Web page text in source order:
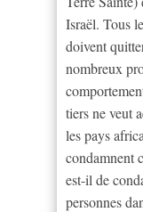
Israël. Tous
doivent
nombreux
tiers ne veut
les pays
condamnent
est-il de
personnes